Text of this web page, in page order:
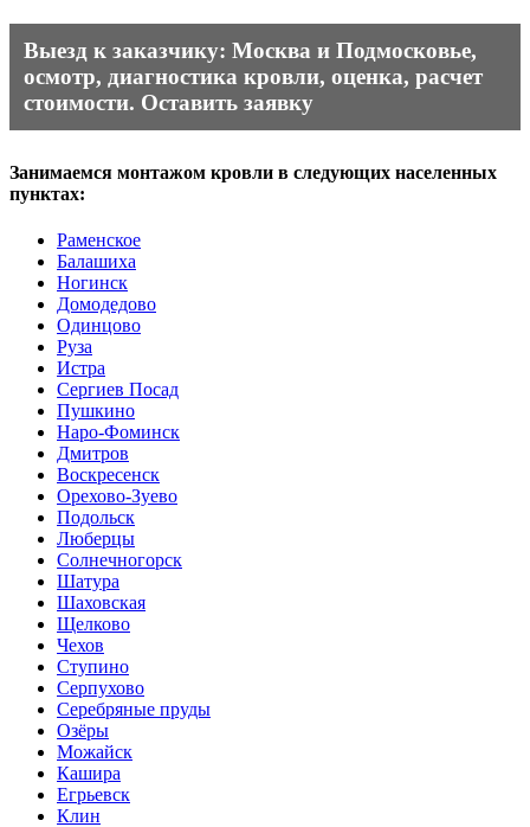
Выезд к заказчику: Москва и Подмосковье,
осмотр, диагностика кровли, оценка, расчет
стоимости. Оставить заявку
Занимаемся монтажом кровли в следующих населенных
пунктах:
Раменское
Балашиха
Ногинск
Домодедово
Одинцово
Руза
Истра
Сергиев Посад
Пушкино
Наро-Фоминск
Дмитров
Воскресенск
Орехово-Зуево
Подольск
Люберцы
Солнечногорск
Шатура
Шаховская
Щелково
Чехов
Ступино
Серпухово
Серебряные пруды
Озёры
Можайск
Кашира
Егрьевск
Клин